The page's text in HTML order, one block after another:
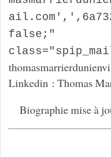
false;"
Linkedin : Thomas
Biographie mise à